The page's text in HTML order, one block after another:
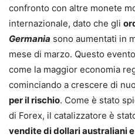
confronto con altre monete
internazionale, dato che gli
Germania sono aumentati in
mese di marzo. Questo
come la maggior economia
cominciando a crescere di
per il rischio. Come è stato
di Forex, il catalizzatore è
vendite di dollari australiani